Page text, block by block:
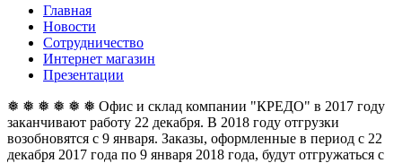
Главная
Новости
Сотрудничество
Интернет магазин
Презентации
❅ ❅ ❅ ❅ ❅ ❅ Офис и склад компании "КРЕДО" в 2017 году
заканчивают работу 22 декабря. В 2018 году отгрузки
возобновятся с 9 января. Заказы, оформленные в период с 22
декабря 2017 года по 9 января 2018 года, будут отгружаться с